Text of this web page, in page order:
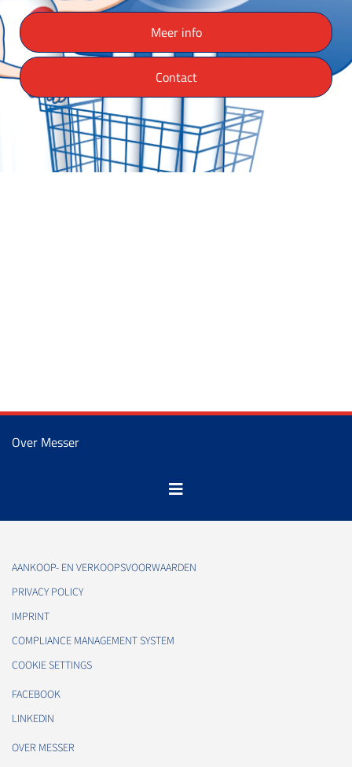
Meer info
Contact
Over Messer
AANKOOP- EN VERKOOPSVOORWAARDEN
PRIVACY POLICY
IMPRINT
COMPLIANCE MANAGEMENT SYSTEM
COOKIE SETTINGS
FACEBOOK
LINKEDIN
OVER MESSER